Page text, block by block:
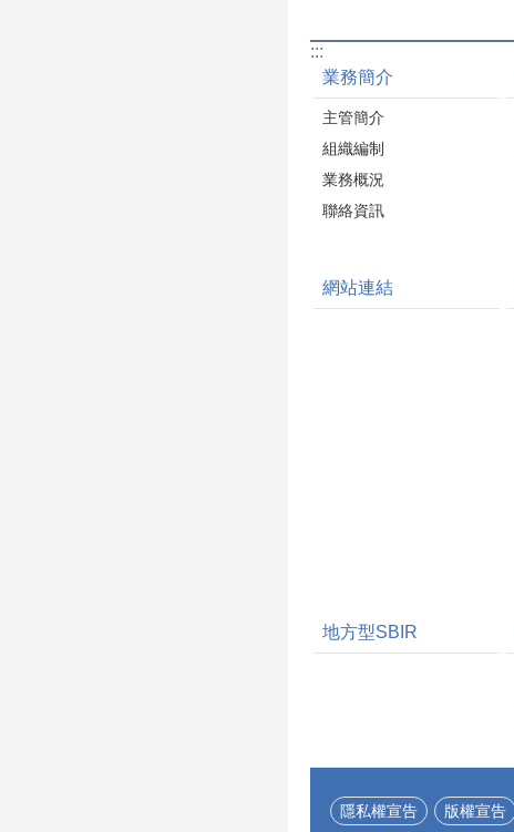
:::
業務簡介
主管簡介
組織編制
業務概況
聯絡資訊
網站連結
地方型SBIR
隱私權宣告 版權宣告